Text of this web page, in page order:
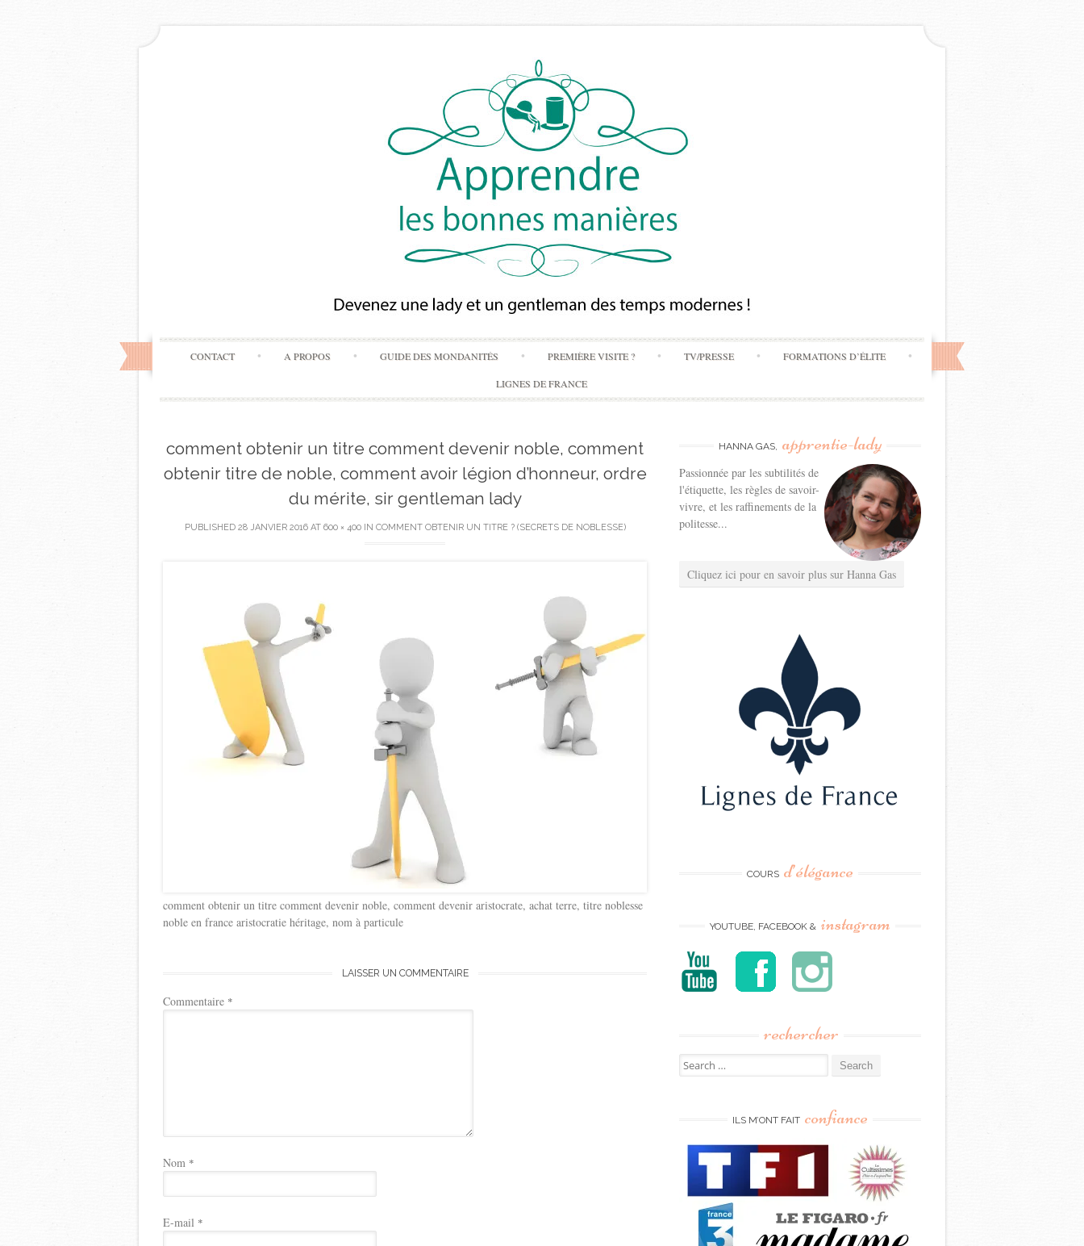
Skip
to
content
CONTACT A PROPOS GUIDE DES MONDANITÉS PREMIÈRE VISITE ? TV/PRESSE FORMATIONS D’ÉLITE
LIGNES DE FRANCE
comment obtenir un titre comment devenir noble, comment
obtenir titre de noble, comment avoir légion d’honneur, ordre
du mérite, sir gentleman lady
PUBLISHED 28 JANVIER 2016AT 600 × 400IN COMMENT OBTENIR UN TITRE ? (SECRETS DE NOBLESSE)
comment obtenir un titre comment devenir noble, comment devenir aristocrate, achat terre, titre noblesse
noble en france aristocratie héritage, nom à particule
LAISSER UN COMMENTAIRE
Commentaire *
Nom *
E-mail *
HANNA GAS, apprentie-lady
Passionnée par les subtilités de
l'étiquette, les règles de savoir-
vivre, et les raffinements de la
politesse...
Cliquez ici pour en savoir plus sur Hanna Gas
COURS d’élégance
YOUTUBE, FACEBOOK & instagram
rechercher
Search
for:
ILS M’ONT FAIT confiance